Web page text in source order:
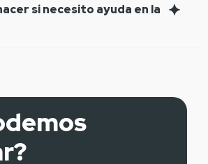
si necesito ayuda en la